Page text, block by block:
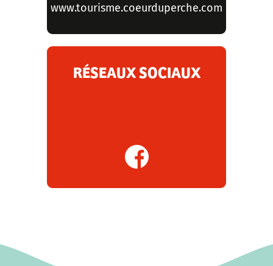
www.tourisme.coeurduperche.com
RÉSEAUX SOCIAUX